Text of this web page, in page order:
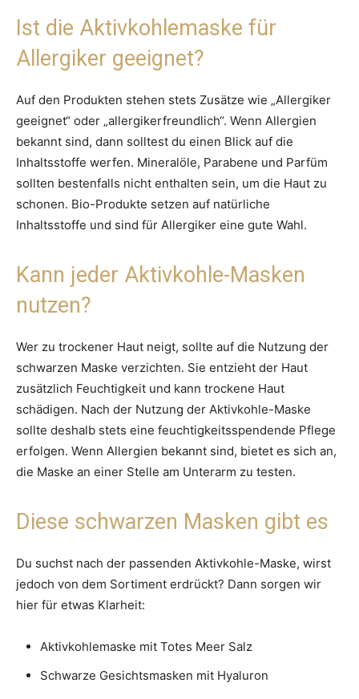
Ist die Aktivkohlemaske für
Allergiker geeignet?
Auf den Produkten stehen stets Zusätze wie „Allergiker
geeignet“ oder „allergikerfreundlich“. Wenn Allergien
bekannt sind, dann solltest du einen Blick auf die
Inhaltsstoffe werfen. Mineralöle, Parabene und Parfüm
sollten bestenfalls nicht enthalten sein, um die Haut zu
schonen. Bio-Produkte setzen auf natürliche
Inhaltsstoffe und sind für Allergiker eine gute Wahl.
Kann jeder Aktivkohle-Masken
nutzen?
Wer zu trockener Haut neigt, sollte auf die Nutzung der
schwarzen Maske verzichten. Sie entzieht der Haut
zusätzlich Feuchtigkeit und kann trockene Haut
schädigen. Nach der Nutzung der Aktivkohle-Maske
sollte deshalb stets eine feuchtigkeitsspendende Pflege
erfolgen. Wenn Allergien bekannt sind, bietet es sich an,
die Maske an einer Stelle am Unterarm zu testen.
Diese schwarzen Masken gibt es
Du suchst nach der passenden Aktivkohle-Maske, wirst
jedoch von dem Sortiment erdrückt? Dann sorgen wir
hier für etwas Klarheit:
Aktivkohlemaske mit Totes Meer Salz
Schwarze Gesichtsmasken mit Hyaluron